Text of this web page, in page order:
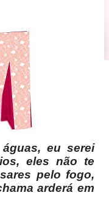
eu serei
eles não te
pelo fogo,
arderá em